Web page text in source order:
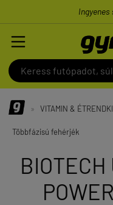
Ingyenes
» VITAMIN &
Többfázisú fehérjék
BIOTECH